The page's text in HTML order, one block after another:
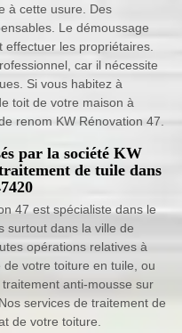
à cette usure. Des
Le démoussage
les propriétaires.
car il nécessite
Si vous habitez à
toit de votre maison à
renom KW Rénovation 47.
par la société KW
de tuile dans
47 est spécialiste dans le
surtout dans la ville de
opérations relatives à
votre toiture en tuile, ou
anti-mousse sur
services de traitement de
de votre toiture.